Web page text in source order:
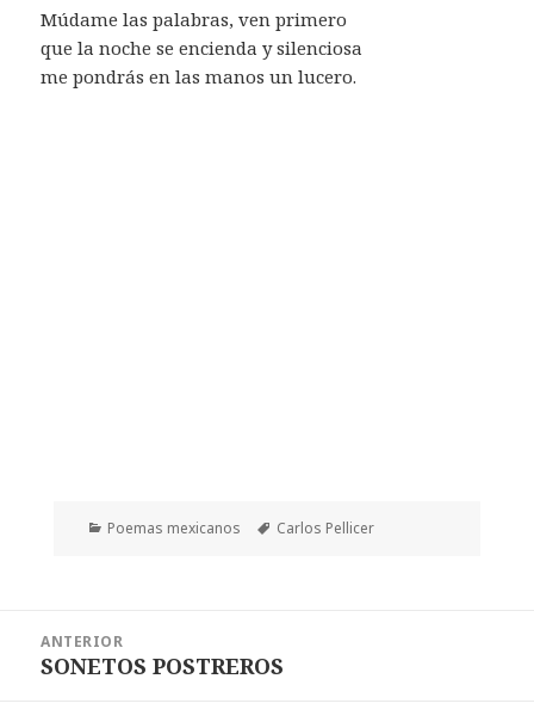
Múdame las palabras, ven primero
que la noche se encienda y silenciosa
me pondrás en las manos un lucero.
Categorías
Poemas mexicanos Etiquetas
Carlos Pellicer
entradas
ANTERIOR
Entrada
SONETOS POSTREROS